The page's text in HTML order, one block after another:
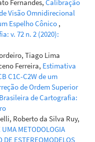
Fernandes, Calibração
Visão Omnidirecional
Espelho Cônico ,
v. 72 n. 2 (2020):
Tiago Lima
Ferreira, Estimativa
C1C-C2W de um
de Ordem Superior
de Cartografia:
Roberto da Silva Ruy,
UMA METODOLOGIA
DE ESTEREOMODELOS